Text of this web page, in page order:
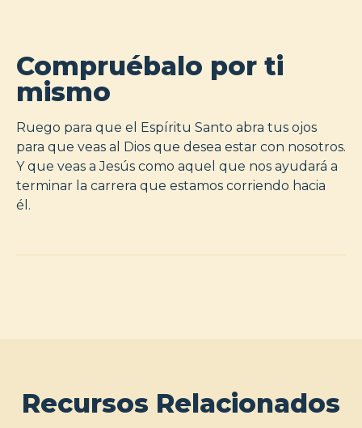
Compruébalo por ti
mismo
Ruego para que el Espíritu Santo abra tus ojos
para que veas al Dios que desea estar con nosotros.
Y que veas a Jesús como aquel que nos ayudará a
terminar la carrera que estamos corriendo hacia
él.
Recursos Relacionados